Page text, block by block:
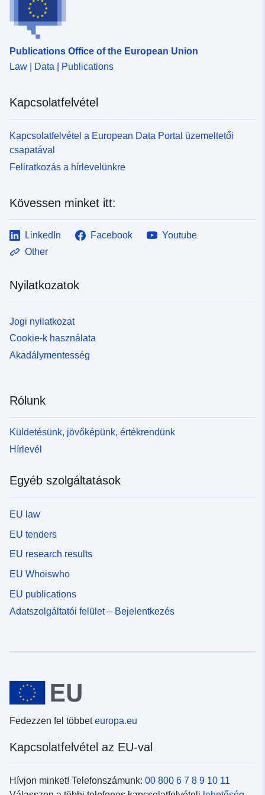
Publications Office of the European Union
Law | Data | Publications
Kapcsolatfelvétel
Kapcsolatfelvétel a European Data Portal üzemeltetői
csapatával
Feliratkozás a hírlevelünkre
Kövessen minket itt:
LinkedIn Facebook
Youtube
Other
Nyilatkozatok
Jogi nyilatkozat
Cookie-k használata
Akadálymentesség
Rólunk
Küldetésünk, jövőképünk, értékrendünk
Hírlevél
Egyéb szolgáltatások
EU law
EU tenders
EU research results
EU Whoiswho
EU publications
Adatszolgáltatói felület – Bejelentkezés
Fedezzen fel többeteuropa.eu
Kapcsolatfelvétel az EU-val
Hívjon minket! Telefonszámunk: 00 800 6 7 8 9 10 11